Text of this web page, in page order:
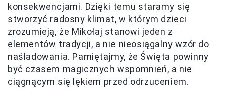
konsekwencjami. Dzięki temu staramy się
stworzyć radosny klimat, w którym dzieci
zrozumieją, że Mikołaj stanowi jeden z
elementów tradycji, a nie nieosiągalny wzór do
naśladowania. Pamiętajmy, że Święta powinny
być czasem magicznych wspomnień, a nie
ciągnącym się lękiem przed odrzuceniem.